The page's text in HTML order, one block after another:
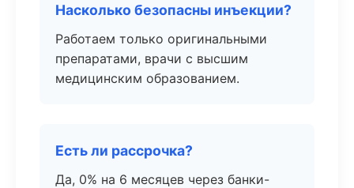
Насколько безопасны инъекции?
Работаем только оригинальными
препаратами, врачи с высшим
медицинским образованием.
Есть ли рассрочка?
Да, 0% на 6 месяцев через банки-